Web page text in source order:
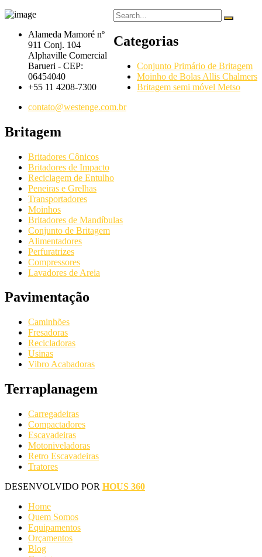
Categorias
Conjunto Primário de Britagem
Moinho de Bolas Allis Chalmers
Britagem semi móvel Metso
Alameda Mamoré nº
911 Conj. 104
Alphaville Comercial
Barueri - CEP:
06454040
+55 11 4208-7300
contato@westenge.com.br
Britagem
Britadores Cônicos
Britadores de Impacto
Reciclagem de Entulho
Peneiras e Grelhas
Transportadores
Moinhos
Britadores de Mandíbulas
Conjunto de Britagem
Alimentadores
Perfuratrizes
Compressores
Lavadores de Areia
Pavimentação
Caminhões
Fresadoras
Recicladoras
Usinas
Vibro Acabadoras
Terraplanagem
Carregadeiras
Compactadores
Escavadeiras
Motoniveladoras
Retro Escavadeiras
Tratores
DESENVOLVIDO POR HOUS 360
Home
Quem Somos
Equipamentos
Orçamentos
Blog